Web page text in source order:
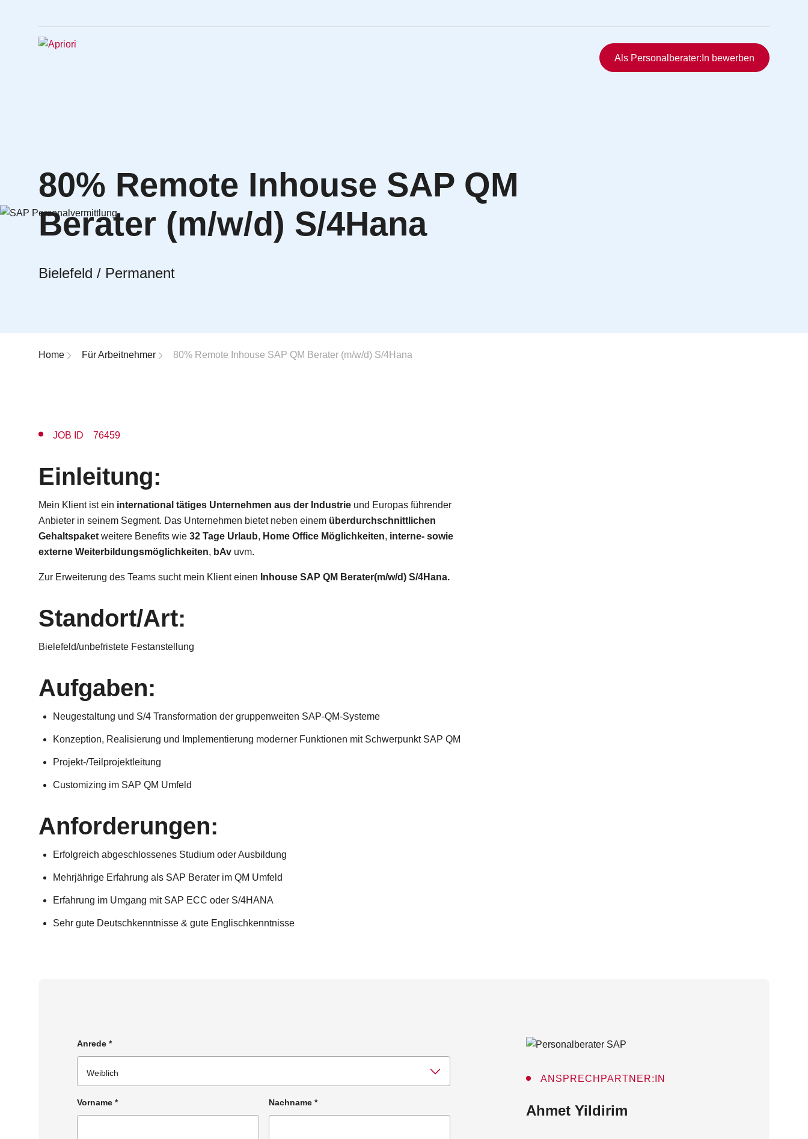
Schnellzugriff
HR:LAB Lösungen
Als Personalberater:In bewerben
80% Remote Inhouse SAP QM
Berater (m/w/d) S/4Hana
Bielefeld / Permanent
Breadcrumb-Navigation
Home Für Arbeitnehmer 80% Remote Inhouse SAP QM Berater (m/w/d) S/4Hana
JOB ID 76459
Einleitung:
Mein Klient ist ein international tätiges Unternehmen aus der Industrie und Europas führender
Anbieter in seinem Segment. Das Unternehmen bietet neben einem überdurchschnittlichen
Gehaltspaket weitere Benefits wie 32 Tage Urlaub, Home Office Möglichkeiten, interne- sowie
externe Weiterbildungsmöglichkeiten, bAv uvm.
Zur Erweiterung des Teams sucht mein Klient einen Inhouse SAP QM Berater(m/w/d) S/4Hana.
Standort/Art:
Bielefeld/unbefristete Festanstellung
Aufgaben:
Neugestaltung und S/4 Transformation der gruppenweiten SAP-QM-Systeme
Konzeption, Realisierung und Implementierung moderner Funktionen mit Schwerpunkt SAP QM
Projekt-/Teilprojektleitung
Customizing im SAP QM Umfeld
Anforderungen:
Erfolgreich abgeschlossenes Studium oder Ausbildung
Mehrjährige Erfahrung als SAP Berater im QM Umfeld
Erfahrung im Umgang mit SAP ECC oder S/4HANA
Sehr gute Deutschkenntnisse & gute Englischkenntnisse
Anrede *
Vorname * Nachname *
ANSPRECHPARTNER:IN
:
Ahmet Yildirim